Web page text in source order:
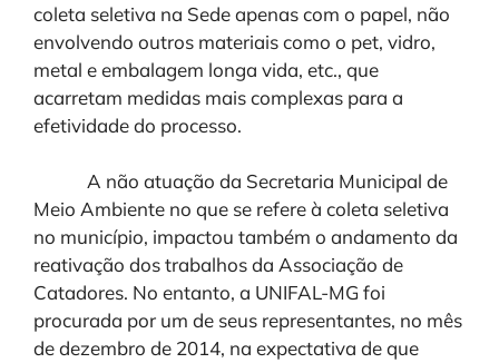
coleta seletiva na Sede apenas com o papel, não
envolvendo outros materiais como o pet, vidro,
metal e embalagem longa vida, etc., que
acarretam medidas mais complexas para a
efetividade do processo.
A não atuação da Secretaria Municipal de
Meio Ambiente no que se refere à coleta seletiva
no município, impactou também o andamento da
reativação dos trabalhos da Associação de
Catadores. No entanto, a UNIFAL-MG foi
procurada por um de seus representantes, no mês
de dezembro de 2014, na expectativa de que